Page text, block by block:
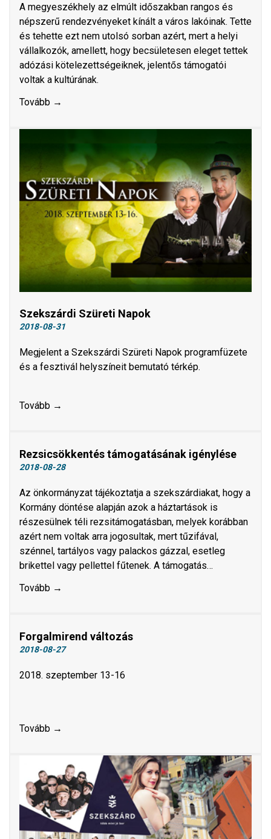
A megyeszékhely az elmúlt időszakban rangos és
népszerű rendezvényeket kínált a város lakóinak. Tette
és tehette ezt nem utolsó sorban azért, mert a helyi
vállalkozók, amellett, hogy becsületesen eleget tettek
adózási kötelezettségeiknek, jelentős támogatói
voltak a kultúrának.
Tovább →
Szekszárdi Szüreti Napok
2018-08-31
Megjelent a Szekszárdi Szüreti Napok programfüzete
és a fesztivál helyszíneit bemutató térkép.
Tovább →
Rezsicsökkentés támogatásának igénylése
2018-08-28
Az önkormányzat tájékoztatja a szekszárdiakat, hogy a
Kormány döntése alapján azok a háztartások is
részesülnek téli rezsitámogatásban, melyek korábban
azért nem voltak arra jogosultak, mert tűzifával,
szénnel, tartályos vagy palackos gázzal, esetleg
brikettel vagy pellettel fűtenek. A támogatás…
Tovább →
Forgalmirend változás
2018-08-27
2018. szeptember 13-16
Tovább →